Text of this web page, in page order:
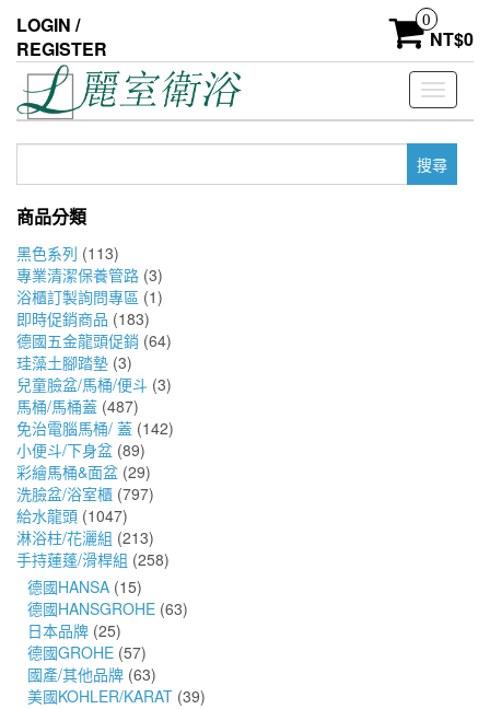
the
content
LOGIN /
REGISTER
0
NT$0
Toggle
鍵
商品分類
黑色系列 (113)
專業清潔保養管路 (3)
浴櫃訂製詢問專區 (1)
即時促銷商品 (183)
德國五金龍頭促銷 (64)
珪藻土腳踏墊 (3)
兒童臉盆/馬桶/便斗 (3)
馬桶/馬桶蓋 (487)
免治電腦馬桶/ 蓋 (142)
小便斗/下身盆 (89)
彩繪馬桶&面盆 (29)
洗臉盆/浴室櫃 (797)
給水龍頭 (1047)
淋浴柱/花灑組 (213)
手持蓮蓬/滑桿組 (258)
德國HANSA (15)
德國HANSGROHE (63)
日本品牌 (25)
德國GROHE (57)
國產/其他品牌 (63)
美國KOHLER/KARAT (39)